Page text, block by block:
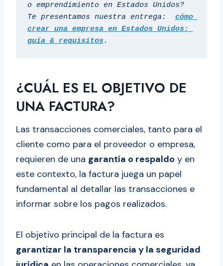
o emprendimiento en Estados Unidos?
Te presentamos nuestra entrega: cómo
crear una empresa en Estados Unidos:
guía & requisitos.
¿CUÁL ES EL OBJETIVO DE
UNA FACTURA?
Las transacciones comerciales, tanto para el
cliente como para el proveedor o empresa,
requieren de una garantía o respaldo y en
este contexto, la factura juega un papel
fundamental al detallar las transacciones e
informar sobre los pagos realizados.
El objetivo principal de la factura es
garantizar la transparencia y la seguridad